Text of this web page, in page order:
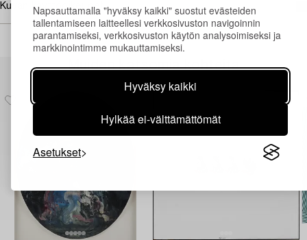
Napsauttamalla "hyväksy kaikki" suostut evästeiden
tallentamiseen laitteellesi verkkosivuston navigoinnin
parantamiseksi, verkkosivuston käytön analysoimiseksi ja
markkinointimme mukauttamiseksi.
Hyväksy kaikki
Hylkää ei-välttämättömät
Asetukset
Kuvan käyttöoikeudet
Muiden katsomia kohteita